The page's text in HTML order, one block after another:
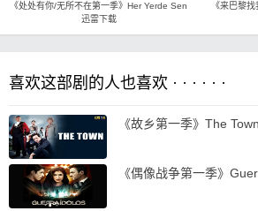
《处处有你/无所不在第一季》Her Yerde Sen
迅雷下载
《来巴黎
喜欢这部剧的人也喜欢 · · · · · ·
《故乡第一季》The
《偶像战争第一季》